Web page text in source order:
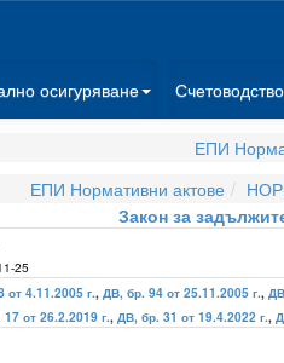
осигуряване
ЕПИ
ЕПИ Нормативни актове
Закон за
25
от 4.11.2005 г., ДВ, бр. 94 от 25.11.2005 г.,
от 26.2.2019 г., ДВ, бр. 31 от 19.4.2022 г.,